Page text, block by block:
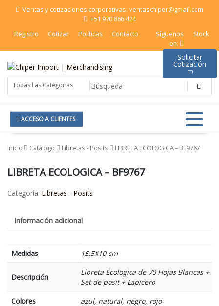
Saltar Ventas y cotizaciones corporativas: ventaschiper@gmail.com
+51 970 866 424
Registro
Cotizar Políticas Contacto
Síguenos
en:
Stock
Chiper Import | Merchandising
ACCESO A CLIENTES
Inicio Catálogo Libretas - Posits LIBRETA ECOLOGICA – BF9767
LIBRETA ECOLOGICA – BF9767
Categoría: Libretas - Posits
Información adicional
Medidas 15.5X10 cm
Descripción
Libreta Ecologica de 70 Hojas Blancas +
Set de posit + Lapicero
Colores
azul, natural, negro, rojo
Solicitar
Cotización